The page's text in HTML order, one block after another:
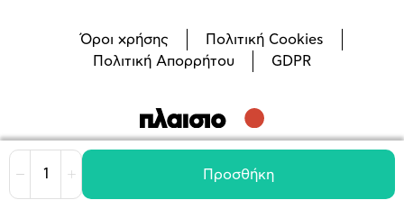
Μείωση Αύξηση Προσθήκη
Όροι χρήσης
Πολιτική Cookies
Πολιτική Απορρήτου
GDPR